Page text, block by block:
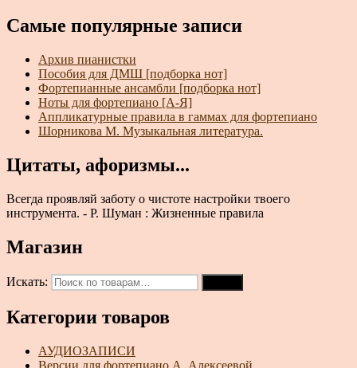
Самые популярные записи
Архив пианистки
Пособия для ДМШ [подборка нот]
Фортепианные ансамбли [подборка нот]
Ноты для фортепиано [А-Я]
Аппликатурные правила в гаммах для фортепиано
Шорникова М. Музыкальная литература.
Цитаты, афоризмы...
Всегда проявляй заботу о чистоте настройки твоего
инструмента. - Р. Шуман : Жизненные правила
Магазин
Искать:
Категории товаров
АУДИОЗАПИСИ
Версии для фортепиано А. Алексеевой